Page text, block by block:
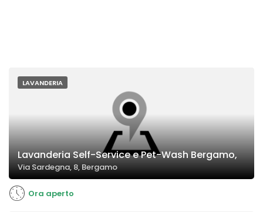
LAVANDERIA
Lavanderia Self-Service e Pet-Wash Bergamo,
Via Sardegna, 8, Bergamo
Ora aperto